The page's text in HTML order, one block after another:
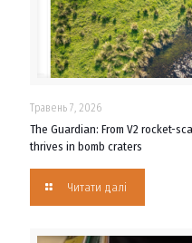
Травень 7, 2026
The Guardian: From V2 rocket-
thrives in bomb craters
Читати далі